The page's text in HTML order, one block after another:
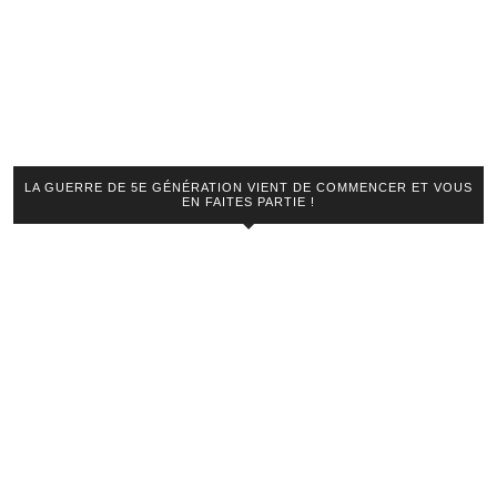
LA GUERRE DE 5E GÉNÉRATION VIENT DE COMMENCER ET VOUS
EN FAITES PARTIE !